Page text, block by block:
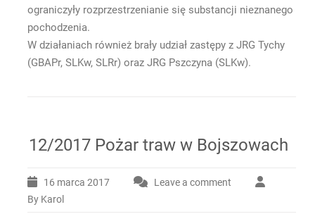
ograniczyły rozprzestrzenianie się substancji nieznanego
pochodzenia.
W działaniach również brały udział zastępy z JRG Tychy
(GBAPr, SLKw, SLRr) oraz JRG Pszczyna (SLKw).
12/2017 Pożar traw w Bojszowach
16 marca 2017
Leave a comment
By Karol